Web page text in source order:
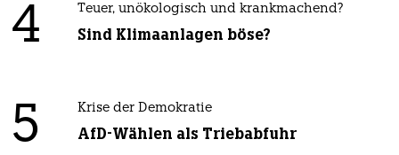
4 Teuer, unökologisch und krankmachend?
Sind Klimaanlagen böse?
5 Krise der Demokratie
AfD-Wählen als Triebabfuhr